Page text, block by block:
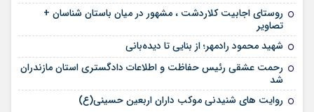
روستای اجابیت کلاردشت ، مشهور در میان باستان شناسان +
تصاویر
شهید محمود رادمهر؛ از بنایی تا دیده‌بانی
رحمت عشقی رئیس حفاظت و اطلاعات دادگستری استان مازندران
شد
روایت های شنیدنی موکب داران اربعین حسینی(ع)